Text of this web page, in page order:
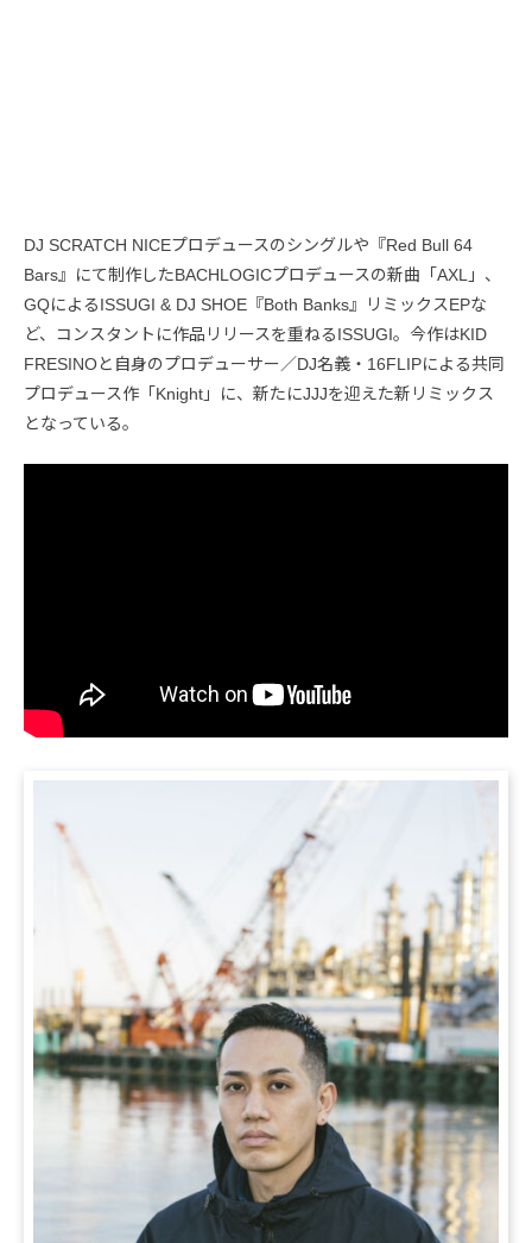
DJ SCRATCH NICEプロデュースのシングルや『Red Bull 64
Bars』にて制作したBACHLOGICプロデュースの新曲「AXL」、
GQによるISSUGI & DJ SHOE『Both Banks』リミックスEPな
ど、コンスタントに作品リリースを重ねるISSUGI。今作はKID
FRESINOと自身のプロデューサー／DJ名義・16FLIPによる共同
プロデュース作「Knight」に、新たにJJJを迎えた新リミックス
となっている。